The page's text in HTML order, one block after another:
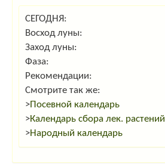
СЕГОДНЯ:
Восход луны:
Заход луны:
Фаза:
Рекомендации:
Смотрите так же:
>Посевной календарь
>Календарь сбора лек. растений
>Народный календарь